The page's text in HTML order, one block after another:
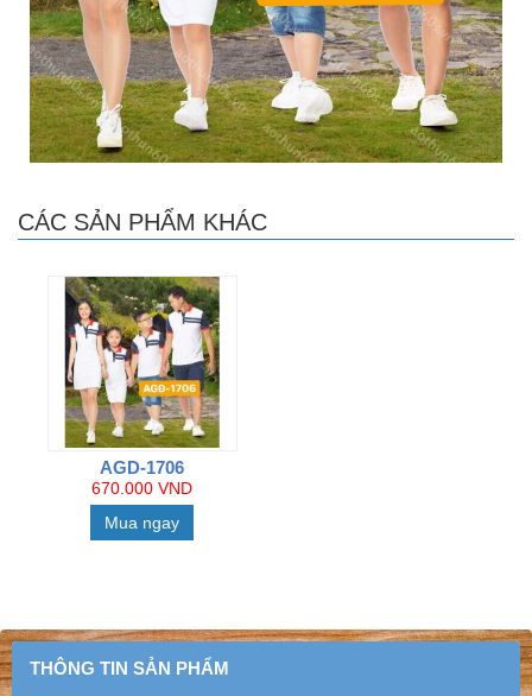
CÁC SẢN PHẨM KHÁC
AGD-1706
670.000 VND
Mua ngay
THÔNG TIN SẢN PHẨM